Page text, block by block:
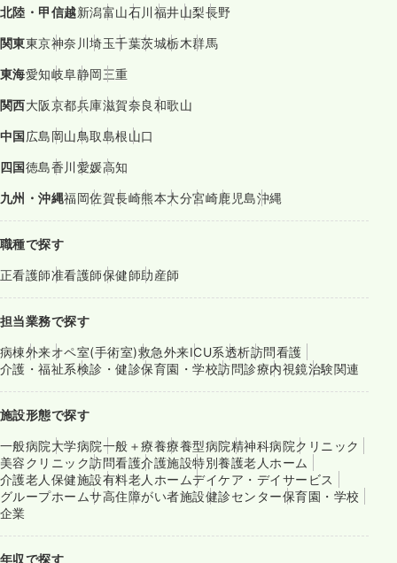
北陸・甲信越新潟富山石川福井山梨長野
関東東京神奈川埼玉千葉茨城栃木群馬
東海愛知岐阜静岡三重
関西大阪京都兵庫滋賀奈良和歌山
中国広島岡山鳥取島根山口
四国徳島香川愛媛高知
九州・沖縄福岡佐賀長崎熊本大分宮崎鹿児島沖縄
職種で探す
正看護師准看護師保健師助産師
担当業務で探す
病棟外来オペ室(手術室)救急外来ICU系透析訪問看護
介護・福祉系検診・健診保育園・学校訪問診療内視鏡治験関連
施設形態で探す
一般病院大学病院一般＋療養療養型病院精神科病院クリニック
美容クリニック訪問看護介護施設特別養護老人ホーム
介護老人保健施設有料老人ホームデイケア・デイサービス
グループホームサ高住障がい者施設健診センター保育園・学校
企業
年収で探す